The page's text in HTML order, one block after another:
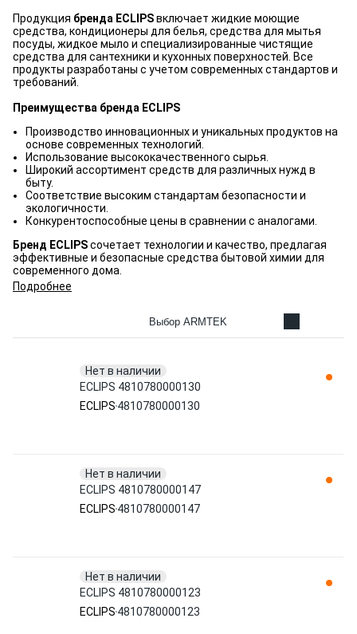
Продукция бренда ECLIPSвключает жидкие моющие
средства, кондиционеры для белья, средства для мытья
посуды, жидкое мыло и специализированные чистящие
средства для сантехники и кухонных поверхностей. Все
продукты разработаны с учетом современных стандартов и
требований.
Преимущества бренда ECLIPS
Производство инновационных и уникальных продуктов на
основе современных технологий.
Использование высококачественного сырья.
Широкий ассортимент средств для различных нужд в
быту.
Соответствие высоким стандартам безопасности и
экологичности.
Конкурентоспособные цены в сравнении с аналогами.
Бренд ECLIPSсочетает технологии и качество, предлагая
эффективные и безопасные средства бытовой химии для
современного дома.
Подробнее
Выбор ARMTEK
Нет в наличии
ECLIPS 4810780000130
ECLIPS 4810780000130
Нет в наличии
ECLIPS 4810780000147
ECLIPS 4810780000147
Нет в наличии
ECLIPS 4810780000123
ECLIPS 4810780000123